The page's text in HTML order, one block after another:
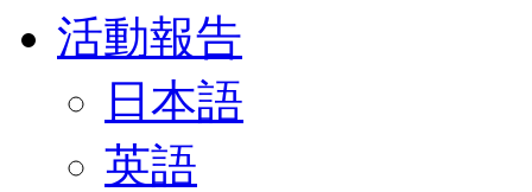
活動報告
日本語
英語